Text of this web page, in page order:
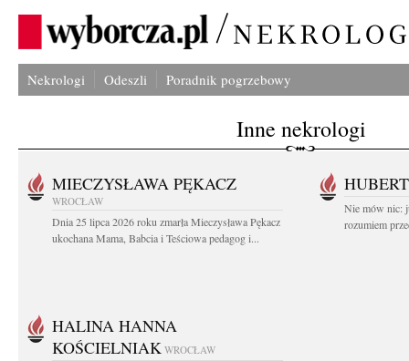
Nekrologi Odeszli Poradnik pogrzebowy
Inne nekrologi
MIECZYSŁAWA PĘKACZ
WROCŁAW
Dnia 25 lipca 2026 roku zmarła Mieczysława Pękacz
ukochana Mama, Babcia i Teściowa pedagog i...
Nie mów nic:
rozumiem
HALINA HANNA
KOŚCIELNIAK WROCŁAW